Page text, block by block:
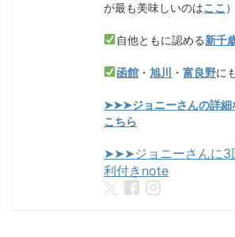
が最も美味しいのはここ ）
自他ともに認める新千
函館 ・旭川 ・富良野に
➤➤➤ジョニーさんの詳細
こちら
➤➤➤ジョニーさんに3
利付きnote